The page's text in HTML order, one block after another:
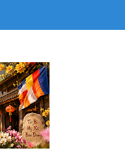
Ngày 8 Tháng 2 Năm 2026